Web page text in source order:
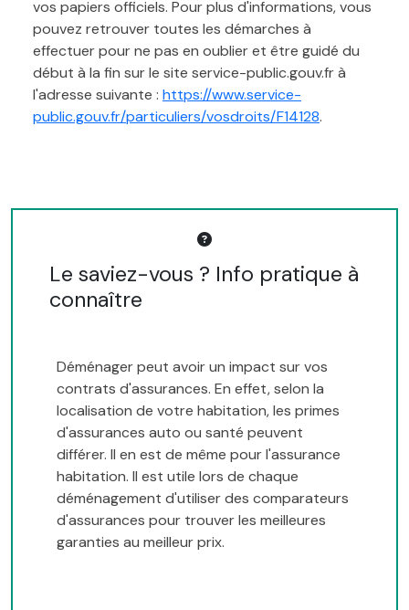
vos papiers officiels. Pour plus d'informations, vous
pouvez retrouver toutes les démarches à
effectuer pour ne pas en oublier et être guidé du
début à la fin sur le site service-public.gouv.fr à
l'adresse suivante : https://www.service-
public.gouv.fr/particuliers/vosdroits/F14128.
Le saviez-vous ? Info pratique à
connaître
Déménager peut avoir un impact sur vos
contrats d'assurances. En effet, selon la
localisation de votre habitation, les primes
d'assurances auto ou santé peuvent
différer. Il en est de même pour l'assurance
habitation. Il est utile lors de chaque
déménagement d'utiliser des comparateurs
d'assurances pour trouver les meilleures
garanties au meilleur prix.